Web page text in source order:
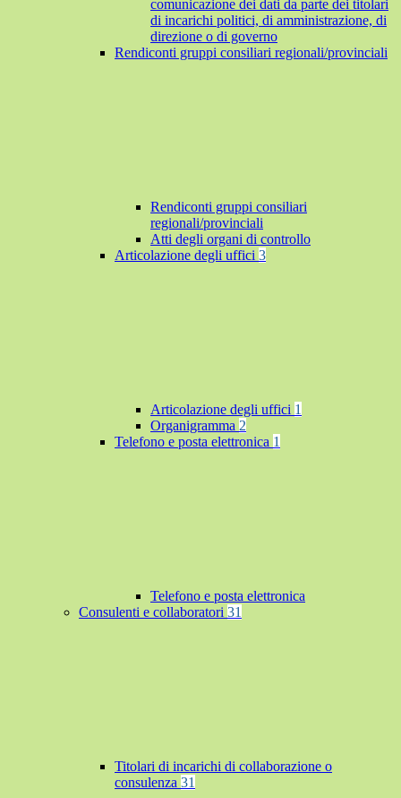
comunicazione dei dati da parte dei titolari
di incarichi politici, di amministrazione, di
direzione o di governo
Rendiconti gruppi consiliari regionali/provinciali
Rendiconti gruppi consiliari
regionali/provinciali
Atti degli organi di controllo
Articolazione degli uffici 3
Articolazione degli uffici 1
Organigramma 2
Telefono e posta elettronica 1
Telefono e posta elettronica
Consulenti e collaboratori 31
Titolari di incarichi di collaborazione o
consulenza 31